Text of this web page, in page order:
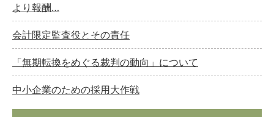
より報酬…
会計限定監査役とその責任
「無期転換をめぐる裁判の動向」について
中小企業のための採用大作戦